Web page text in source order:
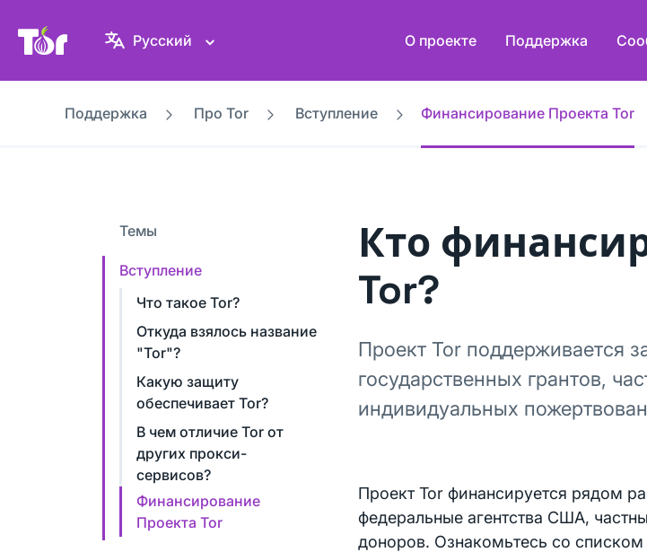
Веб-сайт Проекта Tor
Русский О проекте Поддержка
Поддержка Про Tor Вступление Финансирование Проекта Tor
Темы
Вступление
Что такое Tor?
Откуда взялось название
"Tor"?
Какую защиту
обеспечивает Tor?
В чем отличие Tor от
других прокси-
сервисов?
Финансирование
Проекта Tor
Кто
Tor?
Проект Tor поддерживается
государственных грантов,
индивидуальных
Проект Tor финансируется рядом
федеральные агентства США,
доноров. Ознакомьтесь со списком